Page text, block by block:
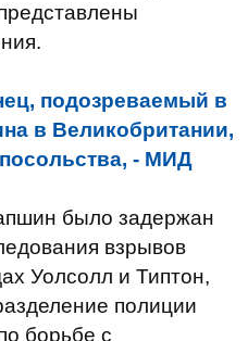
подозреваемый в
в Великобритании,
- МИД
было задержан
взрывов
Уолсолл и Типтон,
полиции
борьбе с